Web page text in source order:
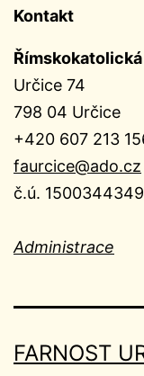
Kontakt
Určice 74
798 04 Určice
+420 607 213
faurcice@ado.cz
č.ú.
Administrace
FARNOST